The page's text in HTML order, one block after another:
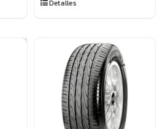
XL
cantidad
Detalles